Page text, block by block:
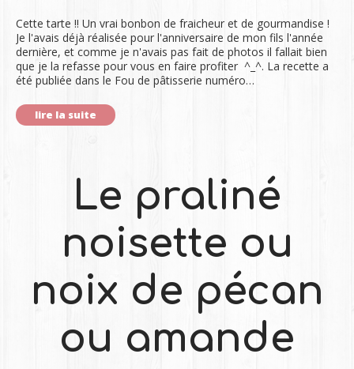
Cette tarte !! Un vrai bonbon de fraicheur et de gourmandise !
Je l'avais déjà réalisée pour l'anniversaire de mon fils l'année
dernière, et comme je n'avais pas fait de photos il fallait bien
que je la refasse pour vous en faire profiter ^_^. La recette a
été publiée dans le Fou de pâtisserie numéro…
lire la suite
Le praliné
noisette ou
noix de pécan
ou amande